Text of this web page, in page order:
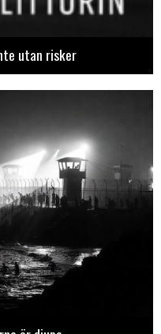
utan risker